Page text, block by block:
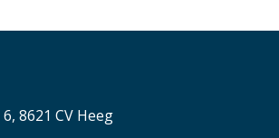
8621 CV Heeg